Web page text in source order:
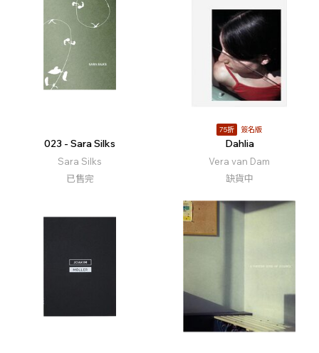
023 - Sara Silks
Sara Silks
已售完
75折 簽名版
Dahlia
Vera van Dam
缺貨中